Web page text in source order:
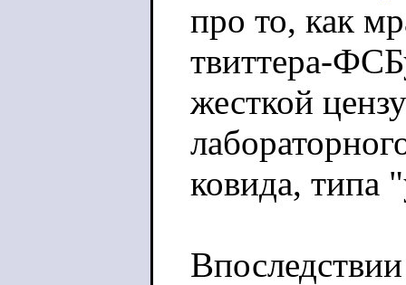
про то, как
твиттера-
жесткой
ковида, типа